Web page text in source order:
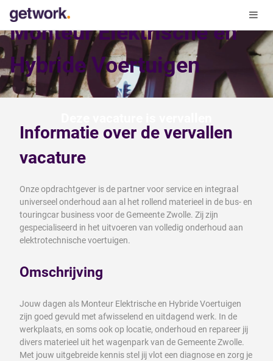
Monteur Elektrische en
Hybride Voertuigen
Informatie over de vervallen
vacature
Onze opdrachtgever is de partner voor service en integraal
universeel onderhoud aan al het rollend materieel in de bus- en
touringcar business voor de Gemeente Zwolle. Zij zijn
gespecialiseerd in het uitvoeren van volledig onderhoud aan
elektrotechnische voertuigen.
Omschrijving
Jouw dagen als Monteur Elektrische en Hybride Voertuigen
zijn goed gevuld met afwisselend en uitdagend werk. In de
werkplaats, en soms ook op locatie, onderhoud en repareer jij
divers materieel uit het wagenpark van de Gemeente Zwolle.
Met jouw uitgebreide kennis stel jij vlot een diagnose en zorg je